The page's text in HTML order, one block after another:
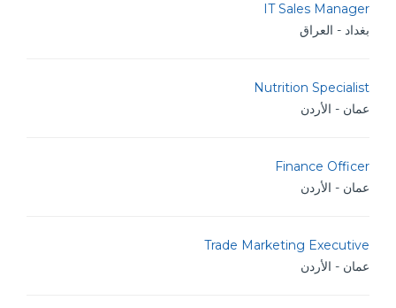
IT Sales Manager
بغداد - العراق
Nutrition Specialist
عمان - الأردن
Finance Officer
عمان - الأردن
Trade Marketing Executive
عمان - الأردن